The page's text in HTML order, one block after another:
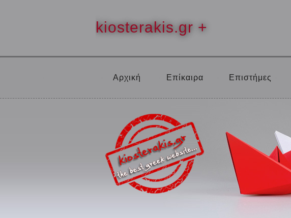
kiosterakis.gr +
Αρχική Επίκαιρα Επιστήμες